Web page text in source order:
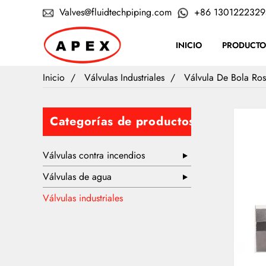
Valves@fluidtechpiping.com +86
INICIO
Inicio Válvulas Industriales Válvula De Bola
Categorías de productos
Válvulas contra incendios
Válvulas de agua
Válvulas industriales